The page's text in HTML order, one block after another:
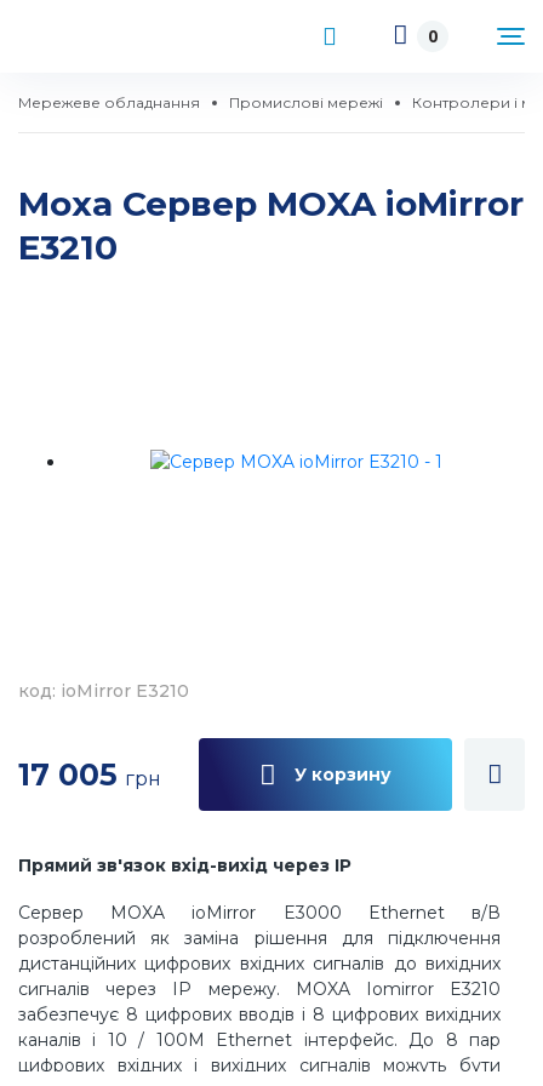
0
Мережеве обладнання Промислові мережі Контролери і
Moxa Сервер MOXA ioMirror
E3210
код: ioMirror E3210
17 005 грн У корзину
Прямий зв'язок вхід-вихід через IP
Сервер MOXA ioMirror E3000 Ethernet в/В
розроблений як заміна рішення для підключення
дистанційних цифрових вхідних сигналів до вихідних
сигналів через IP мережу. MOXA Iomirror E3210
забезпечує 8 цифрових вводів і 8 цифрових вихідних
каналів і 10 / 100M Ethernet інтерфейс. До 8 пар
цифрових вхідних і вихідних сигналів можуть бути